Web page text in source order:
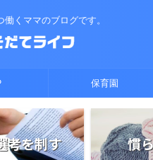
くママのブログです。
保育園
考を制す 慣